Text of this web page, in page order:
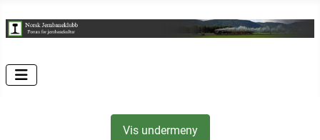
Vis undermeny